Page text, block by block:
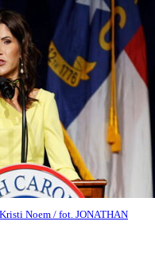
Noem / fot. JONATHAN